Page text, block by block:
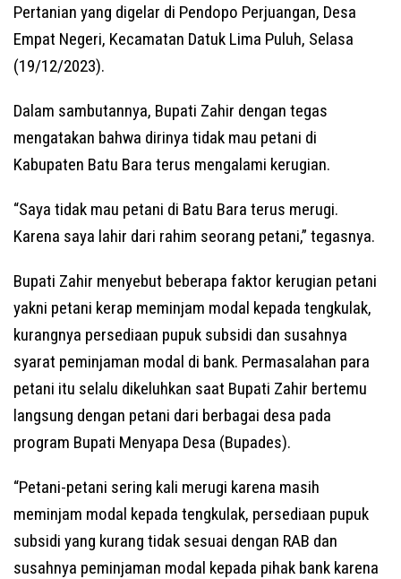
Pertanian yang digelar di Pendopo Perjuangan, Desa
Empat Negeri, Kecamatan Datuk Lima Puluh, Selasa
(19/12/2023).
Dalam sambutannya, Bupati Zahir dengan tegas
mengatakan bahwa dirinya tidak mau petani di
Kabupaten Batu Bara terus mengalami kerugian.
“Saya tidak mau petani di Batu Bara terus merugi.
Karena saya lahir dari rahim seorang petani,” tegasnya.
Bupati Zahir menyebut beberapa faktor kerugian petani
yakni petani kerap meminjam modal kepada tengkulak,
kurangnya persediaan pupuk subsidi dan susahnya
syarat peminjaman modal di bank. Permasalahan para
petani itu selalu dikeluhkan saat Bupati Zahir bertemu
langsung dengan petani dari berbagai desa pada
program Bupati Menyapa Desa (Bupades).
“Petani-petani sering kali merugi karena masih
meminjam modal kepada tengkulak, persediaan pupuk
subsidi yang kurang tidak sesuai dengan RAB dan
susahnya peminjaman modal kepada pihak bank karena